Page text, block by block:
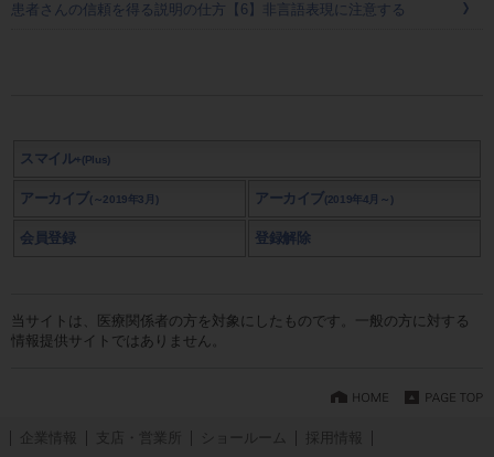
患者さんの信頼を得る説明の仕方【6】非言語表現に注意する
スマイル+(Plus)
アーカイブ(～2019年3月) アーカイブ(2019年4月～)
会員登録 登録解除
当サイトは、医療関係者の方を対象にしたものです。一般の方に対する
情報提供サイトではありません。
企業情報 支店・営業所 ショールーム 採用情報